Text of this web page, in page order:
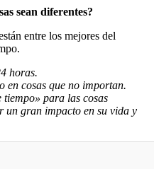
sean diferentes?
entre los mejores del
horas.
en cosas que no importan.
tiempo» para las cosas
un gran impacto en su vida y